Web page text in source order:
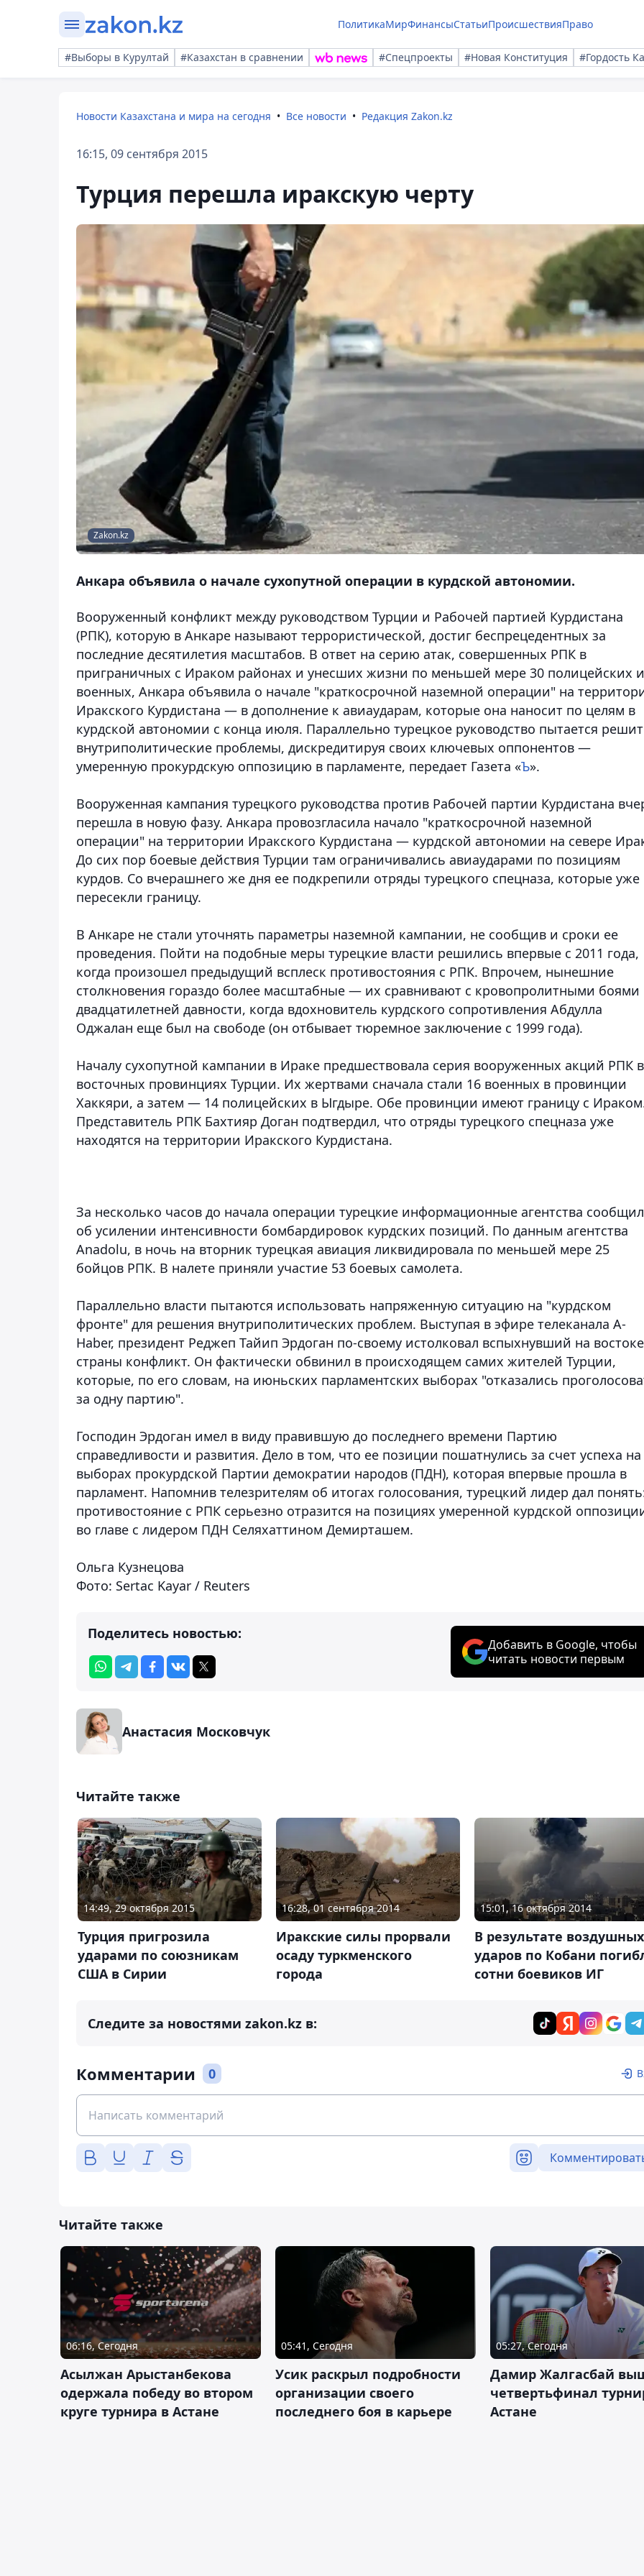
ПолитикаМирФинансыСтатьиПроисшествияПраво
#Выборы в Курултай #Казахстан в сравнении #Спецпроекты #Новая Конституция #Гордость
Новости Казахстана и мира на сегодня Все новости Редакция Zakon.kz
16:15, 09 сентября 2015
Турция перешла иракскую черту
Zakon.kz
Анкара объявила о начале сухопутной операции в курдской автономии.
Вооруженный конфликт между руководством Турции и Рабочей партией Курдистана
(РПК), которую в Анкаре называют террористической, достиг беспрецедентных за
последние десятилетия масштабов. В ответ на серию атак, совершенных РПК в
приграничных с Ираком районах и унесших жизни по меньшей мере 30 полицейских и
военных, Анкара объявила о начале "краткосрочной наземной операции" на
Иракского Курдистана — в дополнение к авиаударам, которые она наносит по целям в
курдской автономии с конца июля. Параллельно турецкое руководство пытается
внутриполитические проблемы, дискредитируя своих ключевых оппонентов —
умеренную прокурдскую оппозицию в парламенте, передает Газета «Ъ».
Вооруженная кампания турецкого руководства против Рабочей партии Курдистана
перешла в новую фазу. Анкара провозгласила начало "краткосрочной наземной
операции" на территории Иракского Курдистана — курдской автономии на севере
До сих пор боевые действия Турции там ограничивались авиаударами по позициям
курдов. Со вчерашнего же дня ее подкрепили отряды турецкого спецназа, которые уже
пересекли границу.
В Анкаре не стали уточнять параметры наземной кампании, не сообщив и сроки ее
проведения. Пойти на подобные меры турецкие власти решились впервые с 2011 года,
когда произошел предыдущий всплеск противостояния с РПК. Впрочем, нынешние
столкновения гораздо более масштабные — их сравнивают с кровопролитными боями
двадцатилетней давности, когда вдохновитель курдского сопротивления Абдулла
Оджалан еще был на свободе (он отбывает тюремное заключение с 1999 года).
Началу сухопутной кампании в Ираке предшествовала серия вооруженных акций РПК в
восточных провинциях Турции. Их жертвами сначала стали 16 военных в провинции
Хаккяри, а затем — 14 полицейских в Ыгдыре. Обе провинции имеют границу с
Представитель РПК Бахтияр Доган подтвердил, что отряды турецкого спецназа уже
находятся на территории Иракского Курдистана.
За несколько часов до начала операции турецкие информационные агентства
об усилении интенсивности бомбардировок курдских позиций. По данным агентства
Anadolu, в ночь на вторник турецкая авиация ликвидировала по меньшей мере 25
бойцов РПК. В налете приняли участие 53 боевых самолета.
Параллельно власти пытаются использовать напряженную ситуацию на "курдском
фронте" для решения внутриполитических проблем. Выступая в эфире телеканала A-
Haber, президент Реджеп Тайип Эрдоган по-своему истолковал вспыхнувший на востоке
страны конфликт. Он фактически обвинил в происходящем самих жителей Турции,
которые, по его словам, на июньских парламентских выборах "отказались
за одну партию".
Господин Эрдоган имел в виду правившую до последнего времени Партию
справедливости и развития. Дело в том, что ее позиции пошатнулись за счет успеха на
выборах прокурдской Партии демократии народов (ПДН), которая впервые прошла в
парламент. Напомнив телезрителям об итогах голосования, турецкий лидер дал
противостояние с РПК серьезно отразится на позициях умеренной курдской
во главе с лидером ПДН Селяхаттином Демирташем.
Ольга Кузнецова
Фото: Sertac Kayar / Reuters
Поделитесь новостью:
Добавить в Google, чтобы
читать новости первым
Анастасия Московчук
Читайте также
14:49, 29 октября 2015
Турция пригрозила
ударами по союзникам
США в Сирии
16:28, 01 сентября 2014
Иракские силы прорвали
осаду туркменского
города
15:01, 16 октября 2014
В результате воздушных
ударов по Кобани
сотни боевиков ИГ
Следите за новостями zakon.kz в:
Комментарии 0
Читайте также
06:16, Сегодня
Асылжан Арыстанбекова
одержала победу во втором
круге турнира в Астане
05:41, Сегодня
Усик раскрыл подробности
организации своего
последнего боя в карьере
05:27, Сегодня
Дамир Жалгасбай
четвертьфинал
Астане